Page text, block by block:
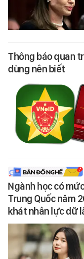
Thông báo quan
dùng nên biết
Ngành học có
Trung Quốc năm
khát nhân lực dữ